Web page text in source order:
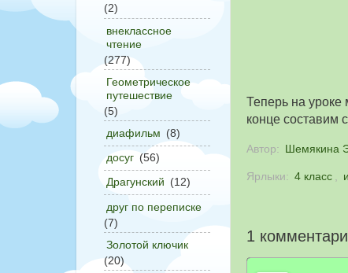
Теперь на
конце составим
Автор: Шемякина
Ярлыки: 4 класс
1
(2)
внеклассное
чтение
(277)
Геометрическое
путешествие
(5)
диафильм (8)
досуг (56)
Драгунский (12)
друг по переписке
(7)
Золотой ключик
(20)